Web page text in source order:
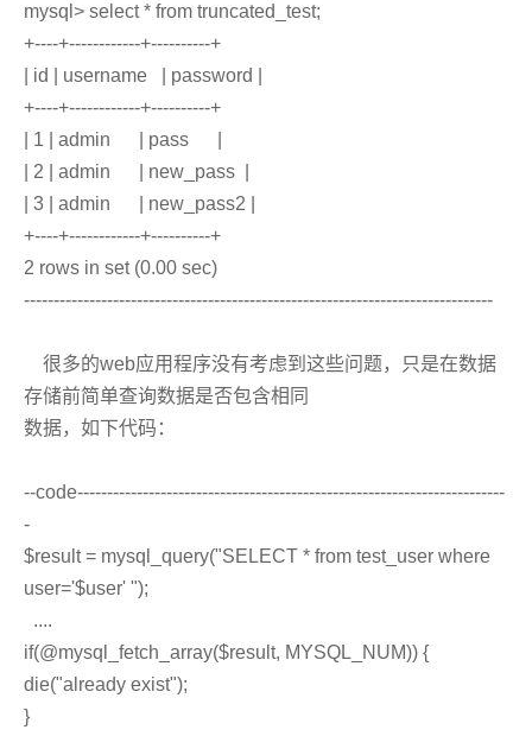
mysql> select * from truncated_test;
+----+------------+----------+
| id | username | password |
+----+------------+----------+
| 1 | admin | pass |
| 2 | admin | new_pass |
| 3 | admin | new_pass2 |
+----+------------+----------+
2 rows in set (0.00 sec)
-------------------------------------------------------------------------------
很多的web应用程序没有考虑到这些问题，只是在数据
存储前简单查询数据是否包含相同
数据，如下代码：
--code------------------------------------------------------------------------
-
$result = mysql_query("SELECT * from test_user where
user='$user' ");
....
if(@mysql_fetch_array($result, MYSQL_NUM)) {
die("already exist");
}